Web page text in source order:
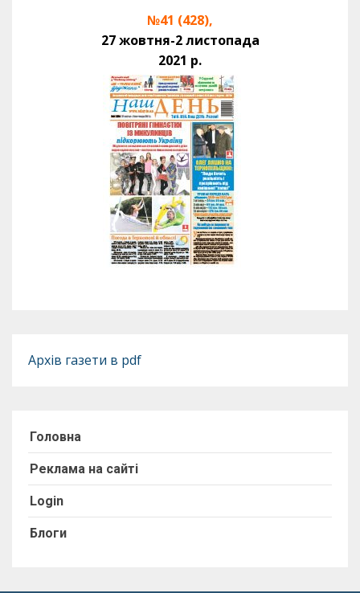
№41 (428),
27 жовтня-2 листопада
2021 р.
Архів газети в pdf
Головна
Реклама на сайті
Login
Блоги